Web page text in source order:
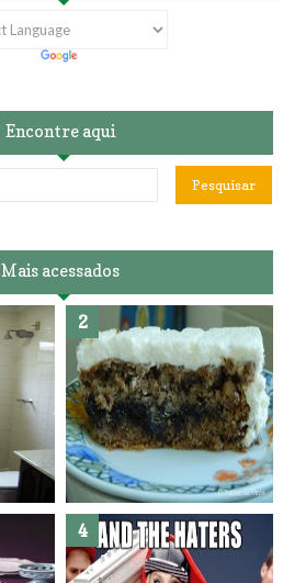
Encontre aqui
Mais acessados